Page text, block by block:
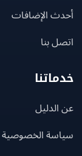
الإضافات
بنا
الخصوصية